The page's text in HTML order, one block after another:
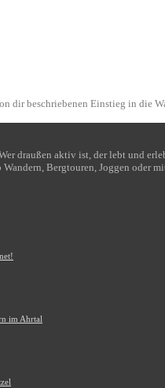
dir beschriebenen Einstieg in die
draußen aktiv ist, der lebt und
Bergtouren, Joggen oder
im Ahrtal